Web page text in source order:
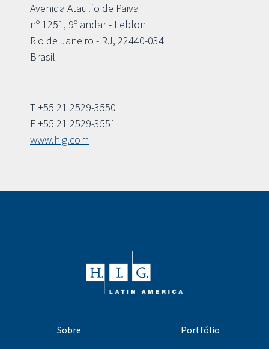
Avenida Ataulfo de Paiva
nº 1251, 9º andar - Leblon
Rio de Janeiro - RJ, 22440-034
Brasil
T +55 21 2529-3550
F +55 21 2529-3551
www.hig.com
Sobre Portfólio